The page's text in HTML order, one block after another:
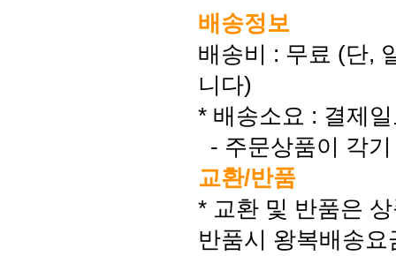
배송정보
배송비 : 무료 (단,
니다)
* 배송소요 : 결제
- 주문상품이 각
교환/반품
* 교환 및 반품은
반품시 왕복배송